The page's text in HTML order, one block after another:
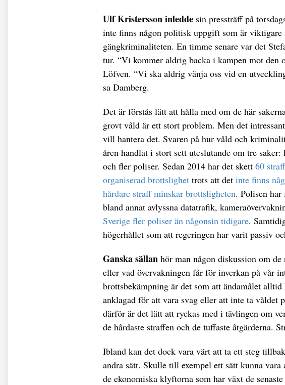
Ulf Kristersson inledde sin pressträff på
inte finns någon politisk uppgift som är viktigare
gängkriminaliteten. En timme senare var det
tur. “Vi kommer aldrig backa i kampen mot den
Löfven. “Vi ska aldrig vänja oss vid en
sa Damberg.
Det är förstås lätt att hålla med om de här
grovt våld är ett stort problem. Men det
vill hantera det. Svaren på hur våld och
åren handlat i stort sett uteslutande om tre
och fler poliser. Sedan 2014 har det skett 60
organiserad brottslighet trots att det inte finns
hårdare straff minskar brottsligheten. Polisen
bland annat avlyssna datatrafik,
Sverige fler poliser än någonsin tidigare.
högerhållet som att regeringen har varit passiv
Ganska sällan hör man någon diskussion om
eller vad övervakningen får för inverkan på vår
brottsbekämpning är det som att ändamålet
anklagad för att vara svag eller att inte ta våldet
därför är det lätt att ryckas med i tävlingen om
de hårdaste straffen och de tuffaste åtgärderna.
Ibland kan det dock vara värt att ta ett steg
andra sätt. Skulle till exempel ett sätt kunna
de ekonomiska klyftorna som har växt de